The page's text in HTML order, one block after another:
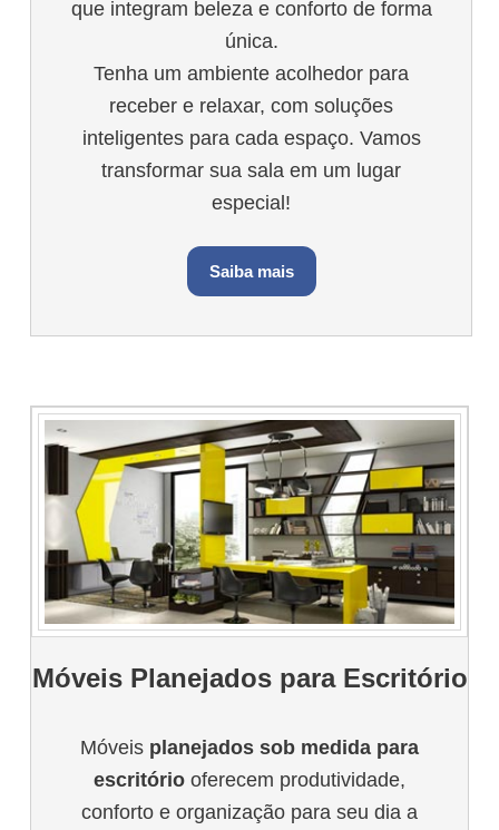
que integram beleza e conforto de forma
única.
Tenha um ambiente acolhedor para
receber e relaxar, com soluções
inteligentes para cada espaço. Vamos
transformar sua sala em um lugar
especial!
Saiba mais
Móveis Planejados para Escritório
Móveis planejados sob medida para
escritório oferecem produtividade,
conforto e organização para seu dia a